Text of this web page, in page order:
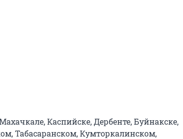
Каспийске, Дербенте, Буйнакске,
Табасаранском, Кумторкалинском,